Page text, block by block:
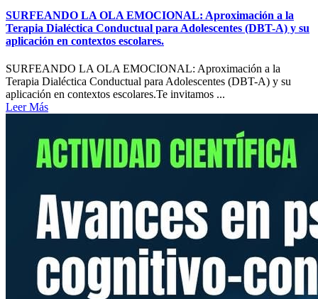
SURFEANDO LA OLA EMOCIONAL: Aproximación a la
Terapia Dialéctica Conductual para Adolescentes (DBT-A) y su
aplicación en contextos escolares.
SURFEANDO LA OLA EMOCIONAL: Aproximación a la
Terapia Dialéctica Conductual para Adolescentes (DBT-A) y su
aplicación en contextos escolares.Te invitamos ...
Leer Más